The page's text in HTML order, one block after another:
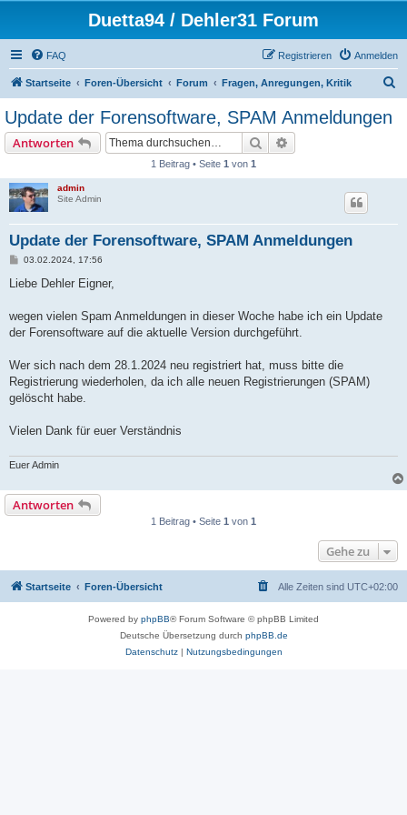
Duetta94 / Dehler31 Forum
FAQ Anmelden
Registrieren
Startseite Foren-Übersicht Forum Fragen, Anregungen, Kritik
Update der Forensoftware, SPAM Anmeldungen
Antworten Suche
1 Beitrag • Seite 1 von 1
admin
Site Admin
Update der Forensoftware, SPAM Anmeldungen
B
i
a
g
03.02.2024, 17:56
Liebe Dehler Eigner,
wegen vielen Spam Anmeldungen in dieser Woche habe ich ein Update
der Forensoftware auf die aktuelle Version durchgeführt.
Wer sich nach dem 28.1.2024 neu registriert hat, muss bitte die
Registrierung wiederholen, da ich alle neuen Registrierungen (SPAM)
gelöscht habe.
Vielen Dank für euer Verständnis
Euer Admin
Antworten
1 Beitrag • Seite 1 von 1
Gehe zu
Startseite Foren-Übersicht Alle Zeiten sind UTC+02:00
Powered by phpBB® Forum Software © phpBB Limited
Deutsche Übersetzung durch phpBB.de
Datenschutz| Nutzungsbedingungen